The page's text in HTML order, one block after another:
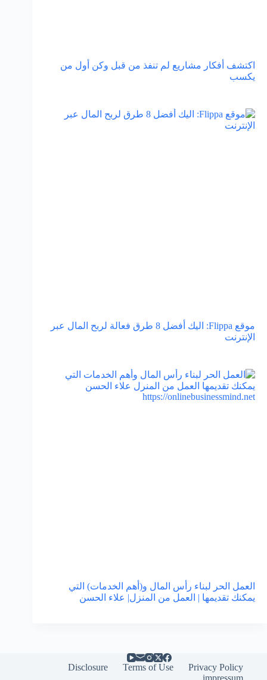
اكتشف أفكار مشاريع لم تنفذ من قبل وكن أول من
يكسب
موقع Flippa: اليك أفضل 8 طرق فعالة لربح المال عبر
الإنترنت
العمل الحر لبناء رأس المال و(أهم الخدمات) التي
يمكنك تقديمها | العمل من المنزل| علاء الحسن
Privacy Policy
Terms of Use
Disclosure